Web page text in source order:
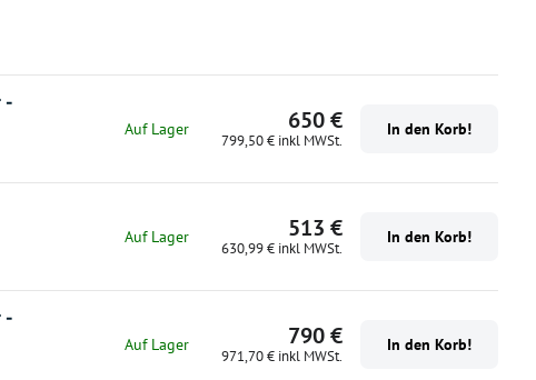
-
Auf Lager 650 €
799,50 € inkl MWSt.
In den Korb!
Auf Lager 513 €
630,99 € inkl MWSt.
In den Korb!
-
Auf Lager 790 €
971,70 € inkl MWSt.
In den Korb!